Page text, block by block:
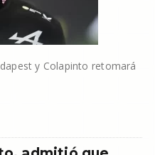
y Colapinto retomará